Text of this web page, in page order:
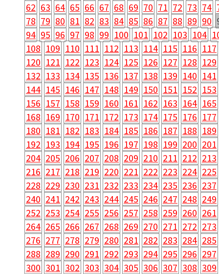
62 63 64 65 66 67 68 69 70 71 72 73 74
78 79 80 81 82 83 84 85 86 87 88 89 90
94 95 96 97 98 99 100 101 102 103 104
108 109 110 111 112 113 114 115 116 117
120 121 122 123 124 125 126 127 128 129
132 133 134 135 136 137 138 139 140 141
144 145 146 147 148 149 150 151 152 153
156 157 158 159 160 161 162 163 164 165
168 169 170 171 172 173 174 175 176 177
180 181 182 183 184 185 186 187 188 189
192 193 194 195 196 197 198 199 200 201
204 205 206 207 208 209 210 211 212 213
216 217 218 219 220 221 222 223 224 225
228 229 230 231 232 233 234 235 236 237
240 241 242 243 244 245 246 247 248 249
252 253 254 255 256 257 258 259 260 261
264 265 266 267 268 269 270 271 272 273
276 277 278 279 280 281 282 283 284 285
288 289 290 291 292 293 294 295 296 297
300 301 302 303 304 305 306 307 308 309